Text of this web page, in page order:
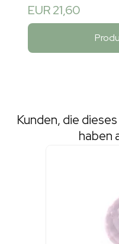
EUR 21,60
Kunden, die
haben